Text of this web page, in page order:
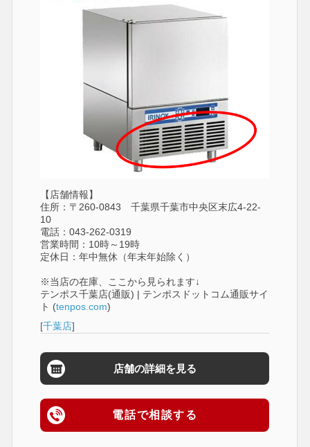
【店舗情報】
住所：〒260-0843 千葉県千葉市中央区末広4-22-
10
電話：043-262-0319
営業時間：10時～19時
定休日：年中無休（年末年始除く）
※当店の在庫、ここから見られます↓
テンポス千葉店(通販) | テンポスドットコム通販サイ
ト (tenpos.com)
[千葉店]
店舗の詳細を見る
電話で相談する